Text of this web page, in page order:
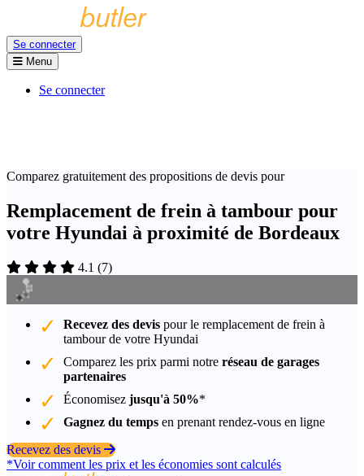
Se connecter
Menu
Se connecter
Comparez gratuitement des propositions de devis pour
Remplacement de frein à tambour pour
votre Hyundai à proximité de Bordeaux
4.1 (7)
Recevez des devis pour le remplacement de frein à
tambour de votre Hyundai
Comparez les prix parmi notre réseau de garages
partenaires
Économisez jusqu'à 50%*
Gagnez du temps en prenant rendez-vous en ligne
Recevez des devis
*Voir comment les prix et les économies sont calculés